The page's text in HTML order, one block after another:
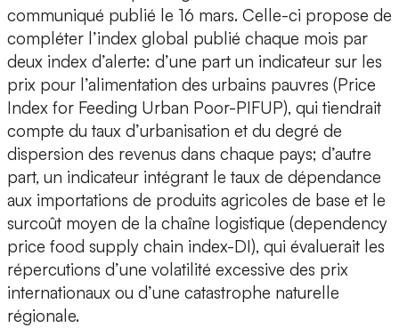
communiqué publié le 16 mars. Celle-ci propose de
compléter l’index global publié chaque mois par
deux index d’alerte: d’une part un indicateur sur les
prix pour l’alimentation des urbains pauvres (Price
Index for Feeding Urban Poor-PIFUP), qui tiendrait
compte du taux d’urbanisation et du degré de
dispersion des revenus dans chaque pays; d’autre
part, un indicateur intégrant le taux de dépendance
aux importations de produits agricoles de base et le
surcoût moyen de la chaîne logistique (dependency
price food supply chain index-DI), qui évaluerait les
répercutions d’une volatilité excessive des prix
internationaux ou d’une catastrophe naturelle
régionale.